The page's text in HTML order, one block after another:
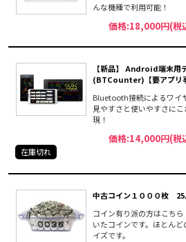
んな機種で利用可能！
価格:18,000円(税
【新品】 Android端末用
(BTCounter)【要アプリ
Bluetooth接続によるワイ
見やすさと使いやすさに
現！
価格:14,000円(税
在庫切れ
中古コイン１０００枚
コイン有り派の方はこち
いたコインです。ほとん
イズです。